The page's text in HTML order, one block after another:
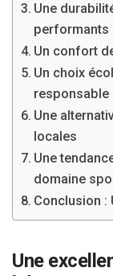
Une
performants
Un confort
Un choix
responsable
Une
locales
Une
domaine
Conclusion :
Une